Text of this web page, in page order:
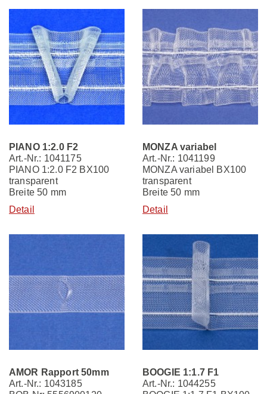
PIANO 1:2.0 F2
Art.-Nr.: 1041175
PIANO 1:2.0 F2 BX100
transparent
Breite 50 mm
Detail
MONZA variabel
Art.-Nr.: 1041199
MONZA variabel BX100
transparent
Breite 50 mm
Detail
AMOR Rapport 50mm
Art.-Nr.: 1043185
BOOGIE 1:1.7 F1
Art.-Nr.: 1044255